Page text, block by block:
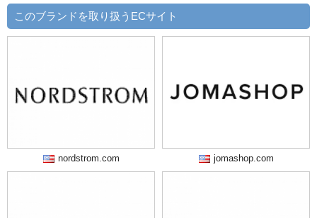
このブランドを取り扱うECサイト
nordstrom.com jomashop.com